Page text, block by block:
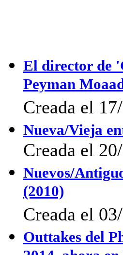
El director de
Peyman
Creada el
Nueva/Vieja
Creada el
Nuevos/
(2010)
Creada el
Outtakes del